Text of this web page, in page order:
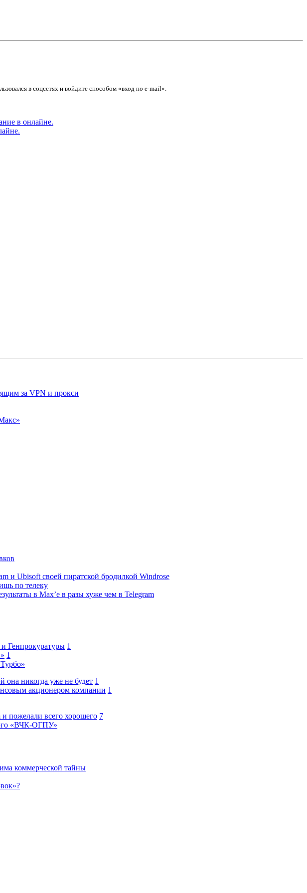
в соцсетях и войдите способом «вход по e-mail».
за VPN и прокси
и Ubisoft своей пиратской бродилкой Windrose
по телеку
в Max’е в разы хуже чем в Telegram
Генпрокуратуры 1
1
она никогда уже не будет 1
акционером компании 1
и пожелали всего хорошего 7
«ВЧК-ОГПУ»
коммерческой тайны